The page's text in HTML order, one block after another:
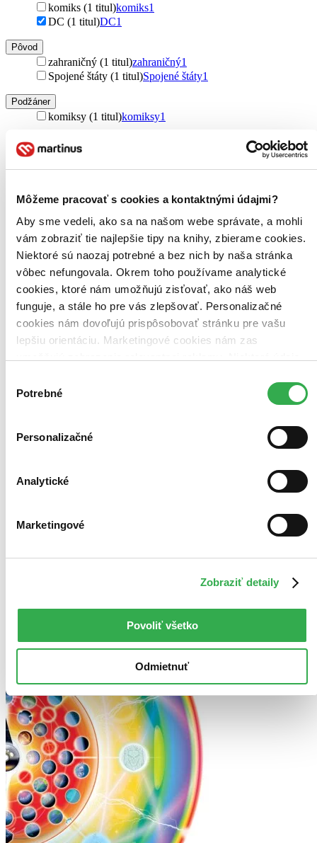
Môžeme pracovať s cookies a kontaktnými údajmi?
Aby sme vedeli, ako sa na našom webe správate, a mohli
vám zobraziť tie najlepšie tipy na knihy, zbierame cookies.
Niektoré sú naozaj potrebné a bez nich by naša stránka
vôbec nefungovala. Okrem toho používame analytické
cookies, ktoré nám umožňujú zisťovať, ako náš web
funguje, a stále ho pre vás zlepšovať. Personalizačné
cookies nám dovoľujú prispôsobovať stránku pre vašu
lepšiu orientáciu. Marketingové cookies nám zas
keby sme mohli používať všetky tieto cookies. Ďakujeme!
súhlasu
Potrebné
Personalizačné
Analytické
Marketingové
Zobraziť detaily
Povoliť všetko
Odmietnuť
komiks (1 titul)komiks1
DC (1 titul)DC1
Pôvod
zahraničný (1 titul)zahraničný1
Spojené štáty (1 titul)Spojené štáty1
Podžáner
komiksy (1 titul)komiksy1
Autor
Grant Morrison (1 titul)
Ivan Reis (1 titul)Ivan Reis1
Vydavateľstvo
Väzba
pevná väzba (1 titul)pevná väzba1
Zúžiť výber
Zoradiť
Top hodnotené
Novinky
Najvyššia zľava
Použité filtre
Zrušiť filtre